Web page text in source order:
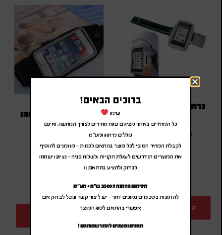
נרתיק ריצה ממותג
13.20
(לפני מע"מ)
הוספה להצעת מחיר
נרתיק ריצה עם לוגו
11.00
(לפני מע"מ)
מק"ט: SA-3450-1
ברוכים הבאים!
שימו
כל המחירים באתר מציגים טווח מחירים לצורך המחשה, ואינם
כוללים מיתוג ומע"מ
לקבלת המחיר הסופי לכל מוצר בהתאם לכמות – מוזמנים להוסיף
את המוצרים הנדרשים לעגלת הקניות ולשלוח פניה – נציגנו ישמחו
לבדוק ולהציע בהתאם :)
מינימום הזמנה כ 3500 ש"ח + מע"מ
להזמנות בסכומים נמוכים יותר – יש ליצור קשר ונוכל לבדוק אם
אפשרי בהתאם לסוג המוצר
מחכים ומצפים להתרשמותכם !